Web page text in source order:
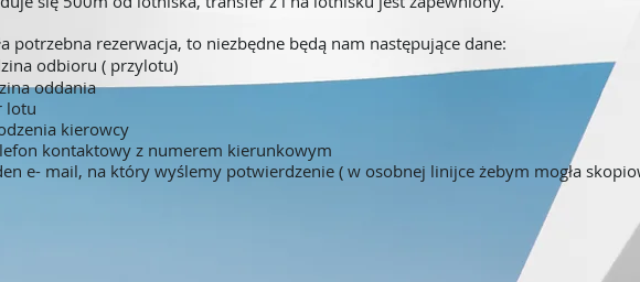
potrzebna rezerwacja, to niezbędne będą nam następujące dane:
odbioru ( przylotu)
oddania
kierowcy
kontaktowy z numerem kierunkowym
e- mail, na który wyślemy potwierdzenie ( w osobnej linijce żebym mogła